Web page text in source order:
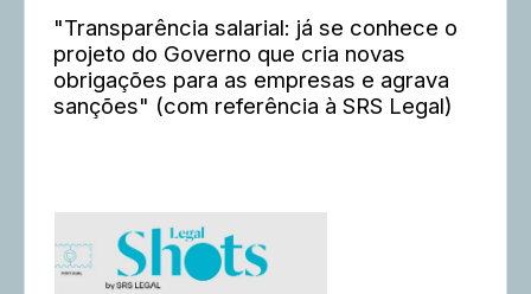
"Transparência salarial: já se conhece o
projeto do Governo que cria novas
obrigações para as empresas e agrava
sanções" (com referência à SRS Legal)